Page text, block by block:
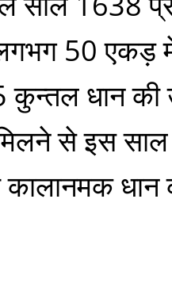
50 एकड़
धान की
से इस
धान